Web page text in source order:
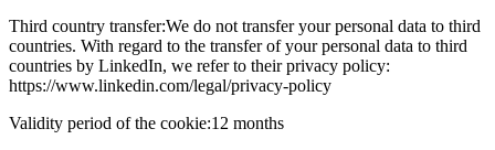
Third country transfer:We do not transfer your personal data to third
countries. With regard to the transfer of your personal data to third
countries by LinkedIn, we refer to their privacy policy:
https://www.linkedin.com/legal/privacy-policy
Validity period of the cookie:12 months